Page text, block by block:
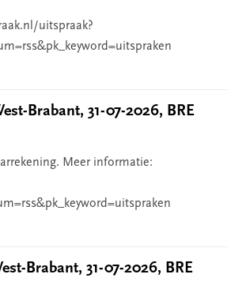
uitspraak?
Brabant, 31-07-2026, BRE
Meer informatie:
Brabant, 31-07-2026, BRE